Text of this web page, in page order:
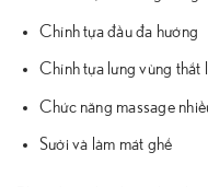
Chỉnh tựa đầu đa hướng
Chỉnh tựa lưng vùng
Chức năng massage
Sưởi và làm mát ghế